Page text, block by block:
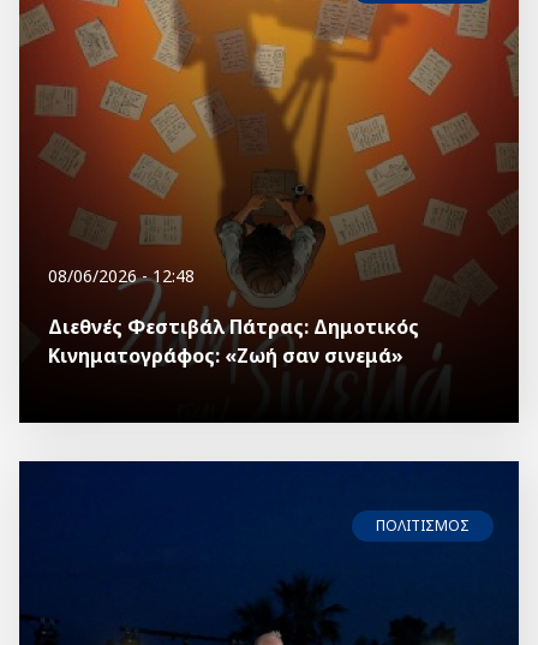
08/06/2026 - 12:48
Διεθνές Φεστιβάλ Πάτρας: Δημοτικός
Κινηματογράφος: «Ζωή σαν σινεμά»
ΠΟΛΙΤΙΣΜΟΣ